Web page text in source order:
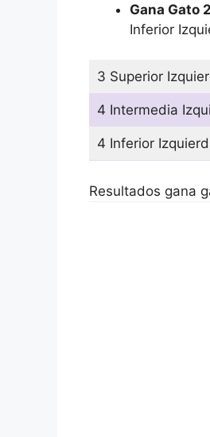
Gana Gato
Inferior
3 Superior
4 Intermedia
4 Inferior
Resultados gana